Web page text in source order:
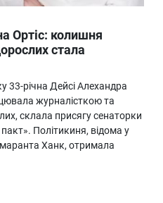
Ортіс: колишня
стала
33-річна Дейсі Алехандра
журналісткою та
склала присягу сенаторки
пакт». Політикиня, відома у
Ханк, отримала